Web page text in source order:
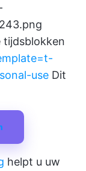
tijdsblokken
use Dit
helpt u uw